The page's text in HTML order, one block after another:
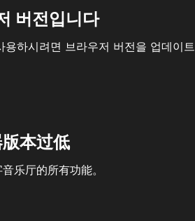
버전입니다
하시려면 브라우저 버전을 업데이
本过低
乐厅的所有功能。